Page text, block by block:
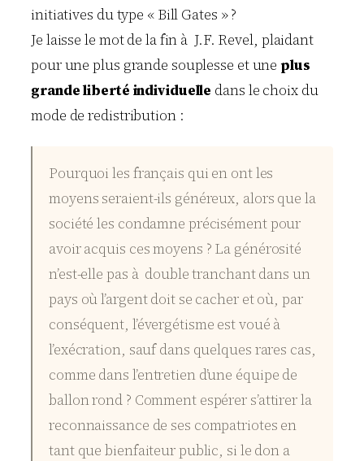
initiatives du type « Bill Gates » ?
Je laisse le mot de la fin à J.F. Revel, plaidant
pour une plus grande souplesse et une plus
grande liberté individuelle dans le choix du
mode de redistribution :
Pourquoi les français qui en ont les
moyens seraient-ils généreux, alors que la
société les condamne précisément pour
avoir acquis ces moyens ? La générosité
n’est-elle pas à double tranchant dans un
pays où l’argent doit se cacher et où, par
conséquent, l’évergétisme est voué à
l’exécration, sauf dans quelques rares cas,
comme dans l’entretien d’une équipe de
ballon rond ? Comment espérer s’attirer la
reconnaissance de ses compatriotes en
tant que bienfaiteur public, si le don a